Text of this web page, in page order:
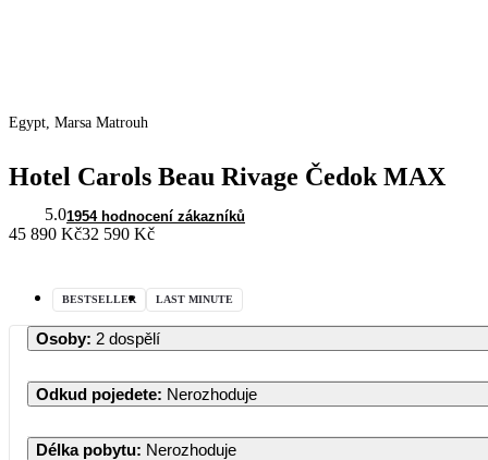
Egypt, Marsa Matrouh
Hotel Carols Beau Rivage Čedok MAX
5.01954 hodnocení zákazníků
45 890 Kč32 590 Kč
BESTSELLER LAST MINUTE
Osoby: 2 dospělí
Odkud pojedete: Nerozhoduje
Délka pobytu: Nerozhoduje